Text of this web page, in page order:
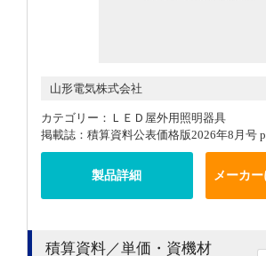
山形電気株式会社
カテゴリー：ＬＥＤ屋外用照明器具
掲載誌：積算資料公表価格版2026年8月号
製品詳細 メーカ
積算資料／単価・資機材